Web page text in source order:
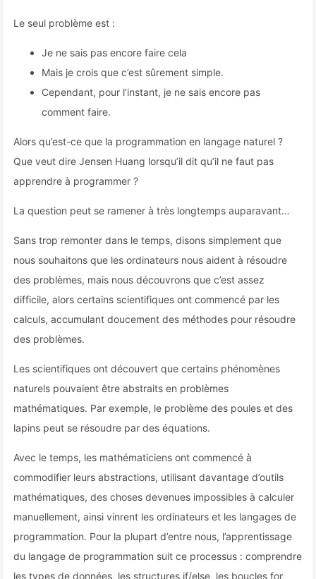
Le seul problème est :
Je ne sais pas encore faire cela
Mais je crois que c’est sûrement simple.
Cependant, pour l’instant, je ne sais encore pas
comment faire.
Alors qu’est-ce que la programmation en langage naturel ?
Que veut dire Jensen Huang lorsqu’il dit qu’il ne faut pas
apprendre à programmer ?
La question peut se ramener à très longtemps auparavant…
Sans trop remonter dans le temps, disons simplement que
nous souhaitons que les ordinateurs nous aident à résoudre
des problèmes, mais nous découvrons que c’est assez
difficile, alors certains scientifiques ont commencé par les
calculs, accumulant doucement des méthodes pour résoudre
des problèmes.
Les scientifiques ont découvert que certains phénomènes
naturels pouvaient être abstraits en problèmes
mathématiques. Par exemple, le problème des poules et des
lapins peut se résoudre par des équations.
Avec le temps, les mathématiciens ont commencé à
commodifier leurs abstractions, utilisant davantage d’outils
mathématiques, des choses devenues impossibles à calculer
manuellement, ainsi vinrent les ordinateurs et les langages de
programmation. Pour la plupart d’entre nous, l’apprentissage
du langage de programmation suit ce processus : comprendre
les types de données, les structures if/else, les boucles for,